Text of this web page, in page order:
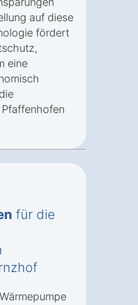
auf diese
fördert
eine
für die